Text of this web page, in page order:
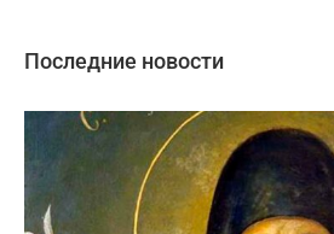
Последние новости